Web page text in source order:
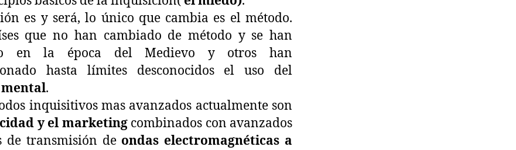
es y será, lo único que cambia es el método.
que no han cambiado de método y se han
en la época del Medievo y otros han
hasta límites desconocidos el uso del
.
inquisitivos mas avanzados actualmente son
y el marketingcombinados con avanzados
de transmisión de ondas electromagnéticas a